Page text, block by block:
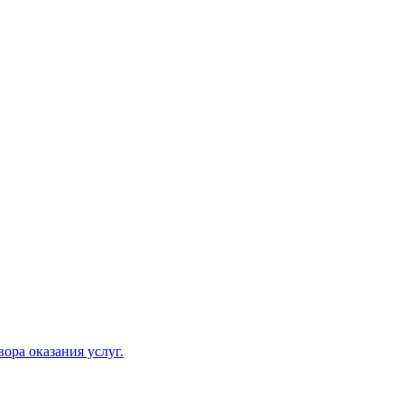
оказания услуг.